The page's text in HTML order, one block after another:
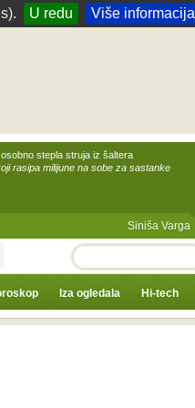
U redu Više informacija
stepla struja iz šaltera
rasipa milijune na sobe za sastanke
Siniša Varga
TRAŽI
Iza ogledala Hi-tech